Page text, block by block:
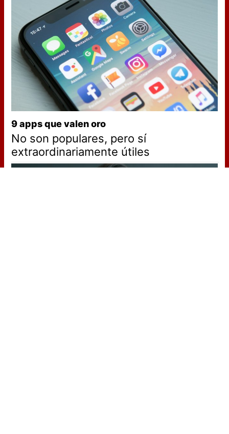
9 apps que valen oro
No son populares, pero sí
extraordinariamente útiles